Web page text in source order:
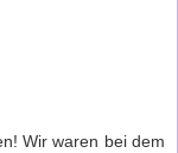
Wir waren bei dem